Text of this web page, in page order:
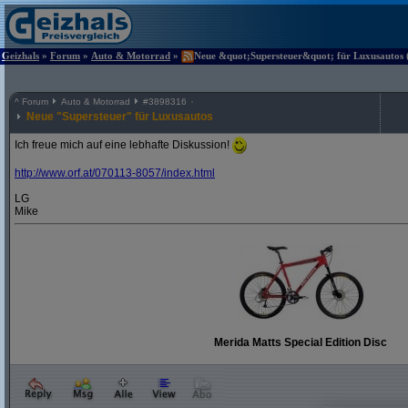
Geizhals » Forum » Auto & Motorrad » Neue &quot;Supersteuer&quot; für Luxusautos
^ Forum Auto & Motorrad #3898316
Neue "Supersteuer" für Luxusautos
Ich freue mich auf eine lebhafte Diskussion!
http://www.orf.at/070113-8057/index.html
LG
Mike
Merida Matts Special Edition Disc